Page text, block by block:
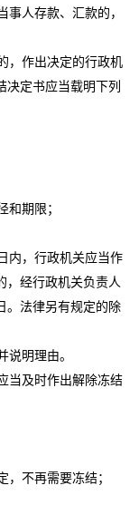
人存款、汇款的，
作出决定的行政机
决定书应当载明下列
期限；
，行政机关应当作
，经行政机关负责人
。法律另有规定的除
明理由。
及时作出解除冻结
不再需要冻结；